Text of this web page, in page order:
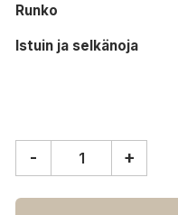
Runko
Istuin ja selkänoja
tuoli
- +